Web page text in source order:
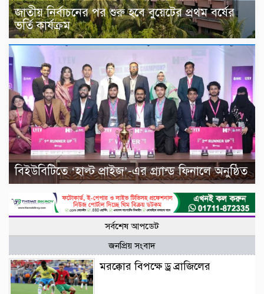
জাতীয় নির্বাচনের পর শুরু হবে বুয়েটের প্রথম বর্ষের
ভর্তি কার্যক্রম
বিইউবিটিতে ‘হাল্ট প্রাইজ’-এর গ্র্যান্ড ফিনালে অনুষ্ঠিত
সর্বশেষ আপডেট
জনপ্রিয় সংবাদ
মরক্কোর বিপক্ষে ড্র ব্রাজিলের